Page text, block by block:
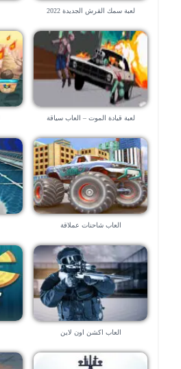
لعبة سمك القرش الجديدة 2022
لعبة قيادة الموت – العاب سياقة
العاب شاحنات عملاقة
العاب اكشن اون لاين